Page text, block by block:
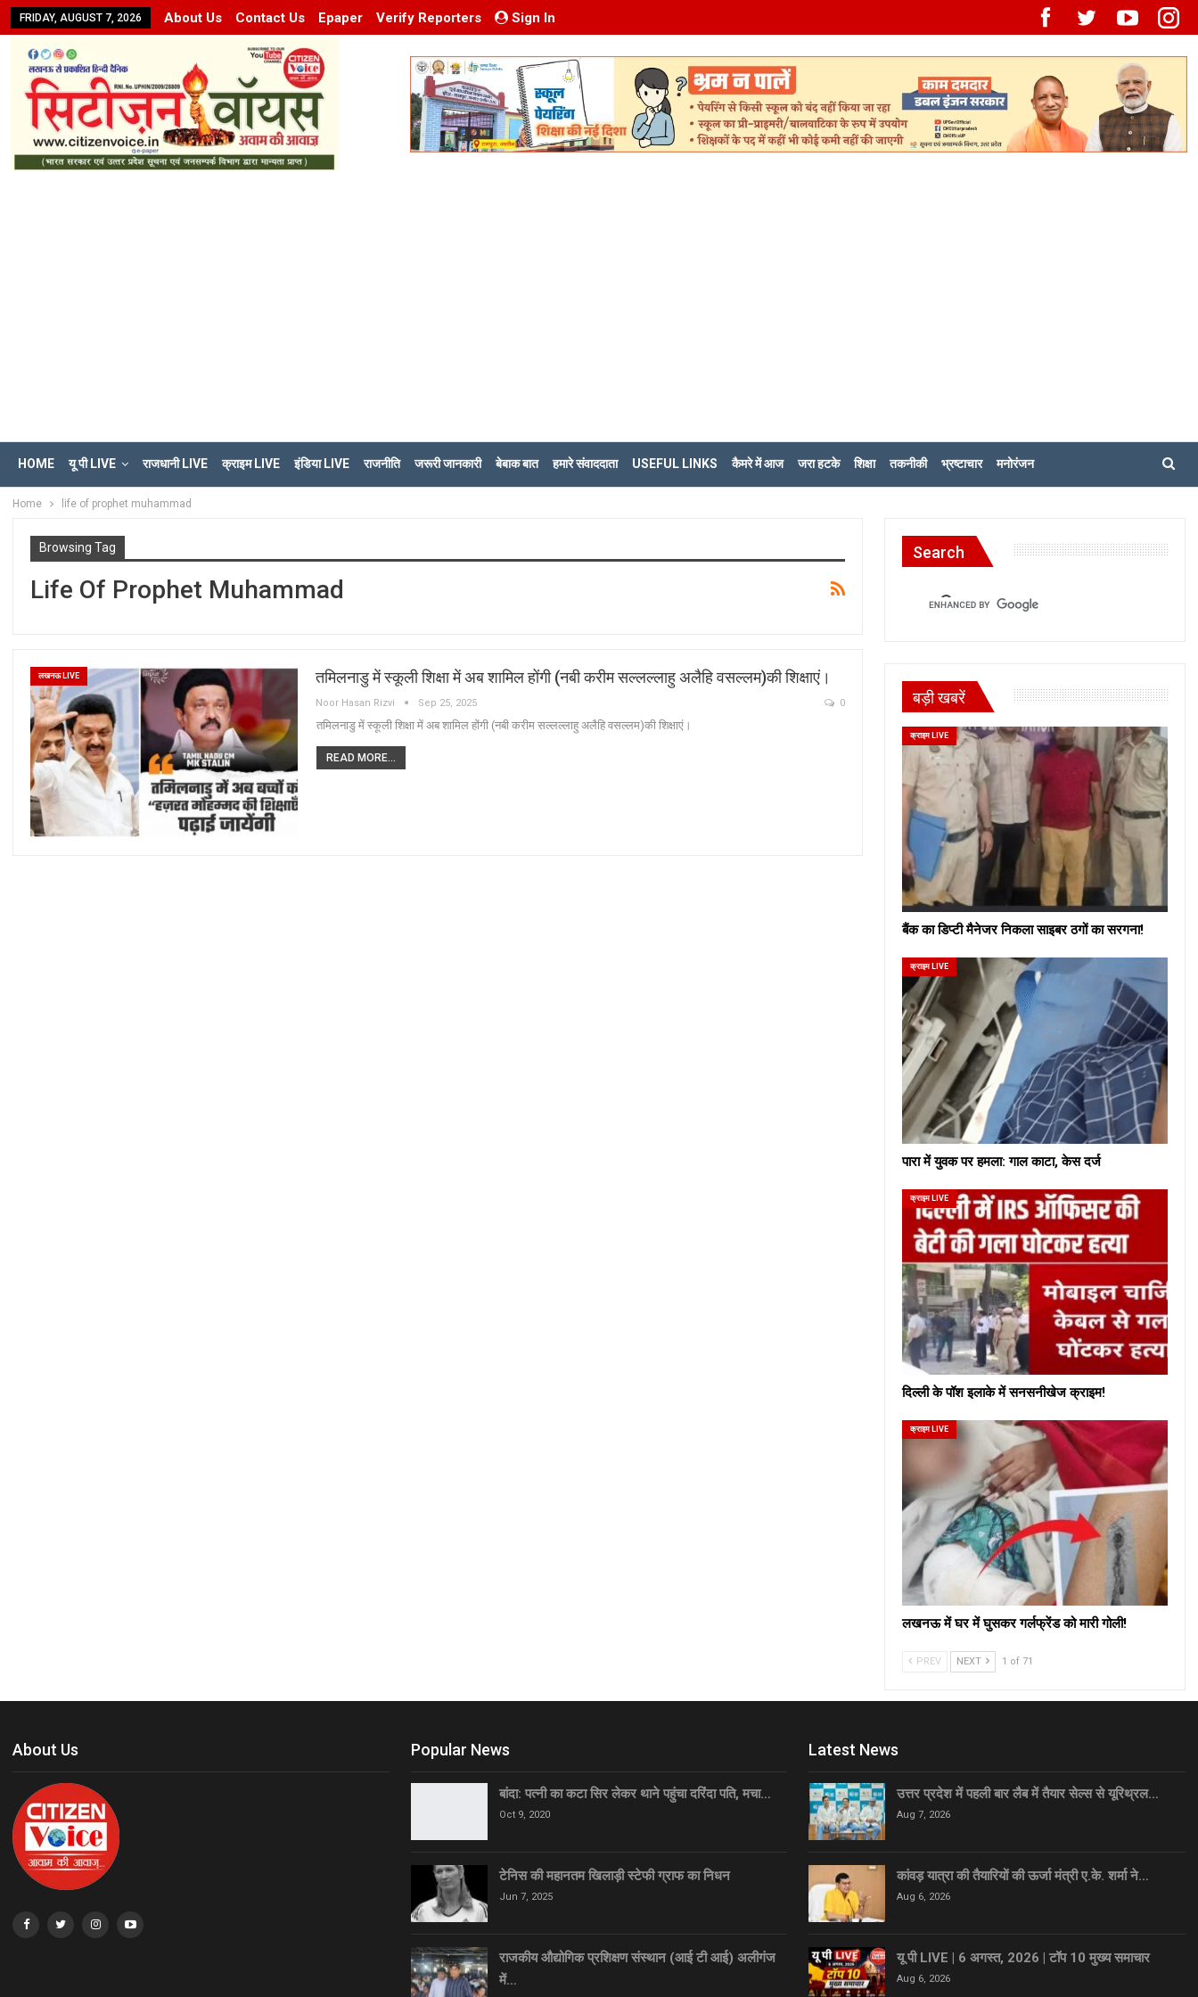
FRIDAY, AUGUST 7, 2026 About Us Contact Us Epaper Verify Reporters Sign In
HOME यू पी LIVE राजधानी LIVE क्राइम LIVE इंडिया LIVE राजनीति जरूरी जानकारी बेबाक बात हमारे संवाददाता USEFUL LINKS कैमरे में आज जरा हटके शिक्षा तकनीकी भ्रष्टाचार मनोरंजन
Home life of prophet muhammad
Browsing Tag
Life Of Prophet Muhammad
लखनऊ LIVE तमिलनाडु में स्कूली शिक्षा में अब शामिल होंगी (नबी करीम सल्लल्लाहु अलैहि वसल्लम)की शिक्षाएं।
Noor Hasan Rizvi Sep 25, 2025 0
तमिलनाडु में स्कूली शिक्षा में अब शामिल होंगी (नबी करीम सल्लल्लाहु अलैहि वसल्लम)की शिक्षाएं।
READ MORE...
Search
बड़ी खबरें
क्राइम LIVE
बैंक का डिप्टी मैनेजर निकला साइबर ठगों का सरगना!
क्राइम LIVE
पारा में युवक पर हमला: गाल काटा, केस दर्ज
क्राइम LIVE
दिल्ली के पॉश इलाके में सनसनीखेज क्राइम!
क्राइम LIVE
लखनऊ में घर में घुसकर गर्लफ्रेंड को मारी गोली!
PREV NEXT 1 of 71
About Us Popular News
बांदा: पत्नी का कटा सिर लेकर थाने पहुंचा दरिंदा पति, मचा…
Oct 9, 2020
टेनिस की महानतम खिलाड़ी स्टेफी ग्राफ का निधन
Jun 7, 2025
राजकीय औद्योगिक प्रशिक्षण संस्थान (आई टी आई) अलीगंज
में…
Latest News
उत्तर प्रदेश में पहली बार लैब में तैयार सेल्स से यूरिथ्रल…
Aug 7, 2026
कांवड़ यात्रा की तैयारियों की ऊर्जा मंत्री ए.के. शर्मा ने…
Aug 6, 2026
यू पी LIVE | 6 अगस्त, 2026 | टॉप 10 मुख्य समाचार
Aug 6, 2026